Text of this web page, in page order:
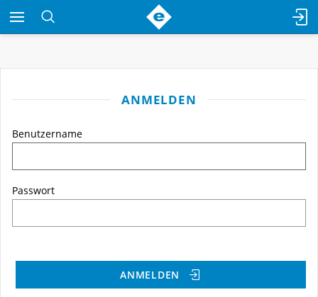
ANMELDEN
Benutzername
Passwort
ANMELDEN